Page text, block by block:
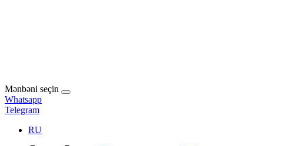
Mənbəni seçin
Whatsapp
Telegram
RU